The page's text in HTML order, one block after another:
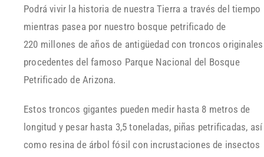
Podrá vivir la historia de nuestra Tierra a través del tiempo
mientras pasea por nuestro bosque petrificado de
220 millones de años de antigüedad con troncos originales
procedentes del famoso Parque Nacional del Bosque
Petrificado de Arizona.
Estos troncos gigantes pueden medir hasta 8 metros de
longitud y pesar hasta 3,5 toneladas, piñas petrificadas, así
como resina de árbol fósil con incrustaciones de insectos